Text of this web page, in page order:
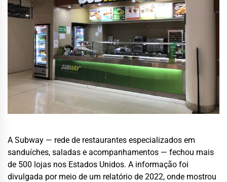
A Subway — rede de restaurantes especializados em
sanduíches, saladas e acompanhamentos — fechou mais
de 500 lojas nos Estados Unidos. A informação foi
divulgada por meio de um relatório de 2022, onde mostrou